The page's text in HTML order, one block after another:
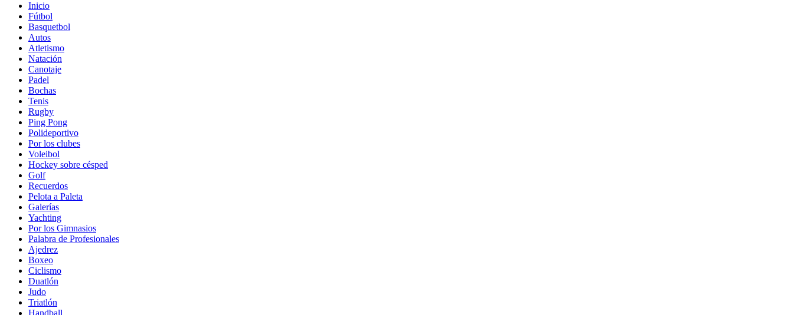
Inicio
Fútbol
Basquetbol
Autos
Atletismo
Natación
Canotaje
Padel
Bochas
Tenis
Rugby
Ping Pong
Polideportivo
Por los clubes
Voleibol
Hockey sobre césped
Golf
Recuerdos
Pelota a Paleta
Galerías
Yachting
Por los Gimnasios
Palabra de Profesionales
Ajedrez
Boxeo
Ciclismo
Duatlón
Judo
Triatlón
Handball